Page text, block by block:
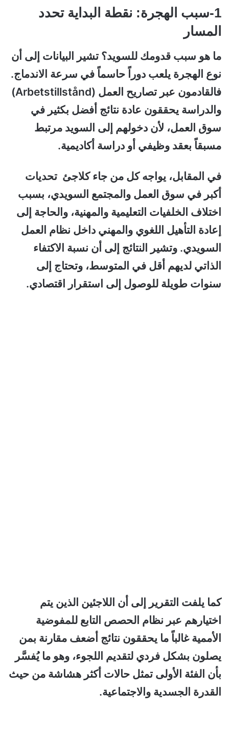
1-سبب الهجرة: نقطة البداية تحدد
المسار
ما هو سبب قدومك للسويد؟ تشير البيانات إلى أن
نوع الهجرة يلعب دوراً حاسماً في سرعة الاندماج.
فالقادمون عبر تصاريح العمل (Arbetstillstånd)
والدراسة يحققون عادة نتائج أفضل بكثير في
سوق العمل، لأن دخولهم إلى السويد مرتبط
مسبقاً بعقد وظيفي أو دراسة أكاديمية.
في المقابل، يواجه كل من جاء كلاجئ تحديات
أكبر في سوق العمل والمجتمع السويدي، بسبب
اختلاف الخلفيات التعليمية والمهنية، والحاجة إلى
إعادة التأهيل اللغوي والمهني داخل نظام العمل
السويدي. وتشير النتائج إلى أن نسبة الاكتفاء
الذاتي لديهم أقل في المتوسط، وتحتاج إلى
سنوات طويلة للوصول إلى استقرار اقتصادي.
كما يلفت التقرير إلى أن اللاجئين الذين يتم
اختيارهم عبر نظام الحصص التابع للمفوضية
الأممية غالباً ما يحققون نتائج أضعف مقارنة بمن
يصلون بشكل فردي لتقديم اللجوء، وهو ما يُفسَّر
بأن الفئة الأولى تمثل حالات أكثر هشاشة من حيث
القدرة الجسدية والاجتماعية.